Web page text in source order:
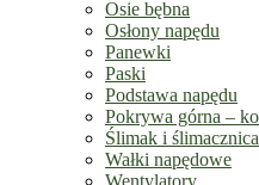
Osie bębna
Osłony napędu
Panewki
Paski
Podstawa napędu
Pokrywa górna –
Ślimak i ślimacznica
Wałki napędowe